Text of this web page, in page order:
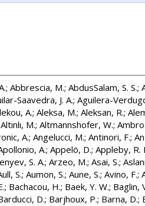
; Abbrescia, M.; AbdusSalam, S. S.;
Saavedra, J. A.; Aguilera-
A.; Aleksa, M.; Aleksan, R.;
Altınlı, M.; Altmannshofer, W.;
A.; Angelucci, M.; Antinori, F.;
A.; Appelö, D.; Appleby, R.
S. A.; Arzeo, M.; Asai, S.;
S.; Aumon, S.; Aune, S.; Avino, F.;
; Bachacou, H.; Baek, Y. W.; Baglin,
D.; Barjhoux, P.; Barna, D.;